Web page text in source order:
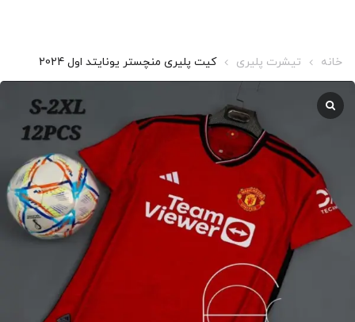
خانه تیشرت پلیری کیت پلیری منچستر یونایتد اول 2024